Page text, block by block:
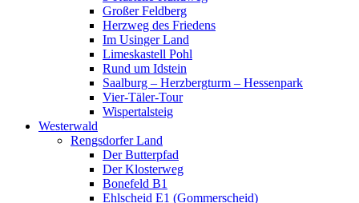
Großer Feldberg
Herzweg des Friedens
Im Usinger Land
Limeskastell Pohl
Rund um Idstein
Saalburg – Herzbergturm – Hessenpark
Vier-Täler-Tour
Wispertalsteig
Westerwald
Rengsdorfer Land
Der Butterpfad
Der Klosterweg
Bonefeld B1
Ehlscheid E1 (Gommerscheid)